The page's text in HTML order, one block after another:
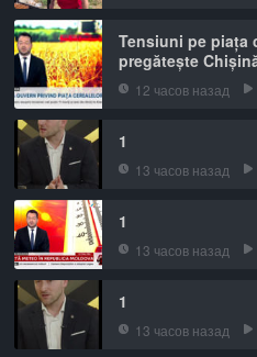
Tensiuni pe piața
pregătește
12 часов назад
1
13 часов назад
1
13 часов назад
1
13 часов назад